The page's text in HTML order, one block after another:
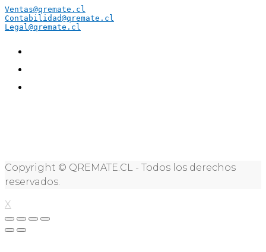
Ventas@qremate.cl
Contabilidad@qremate.cl
Legal@qremate.cl
Copyright © QREMATE.CL - Todos los derechos
reservados.
X